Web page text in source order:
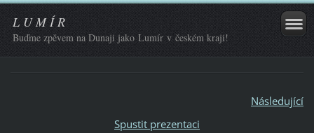
L U M Í R
Buďme zpěvem na Dunaji jako Lumír v českém kraji!
Následující
Spustit prezentaci